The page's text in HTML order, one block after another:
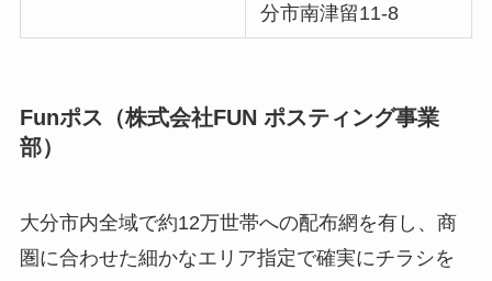
分市南津留11-8
Funポス（株式会社FUN ポスティング事業
部）
大分市内全域で約12万世帯への配布網を有し、商
圏に合わせた細かなエリア指定で確実にチラシを